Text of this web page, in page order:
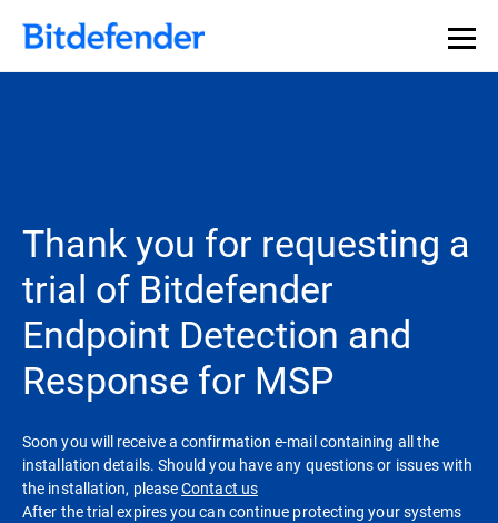
Thank you for requesting a
trial of Bitdefender
Endpoint Detection and
Response for MSP
Soon you will receive a confirmation e-mail containing all the
installation details. Should you have any questions or issues with
the installation, pleaseContact us
After the trial expires you can continue protecting your systems